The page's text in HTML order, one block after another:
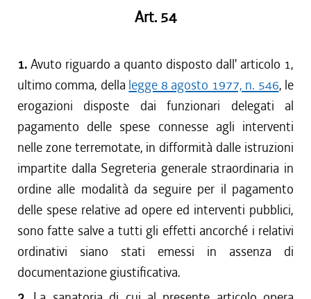
Art. 54
1. Avuto riguardo a quanto disposto dall' articolo 1,
ultimo comma, della legge 8 agosto 1977, n. 546, le
erogazioni disposte dai funzionari delegati al
pagamento delle spese connesse agli interventi
nelle zone terremotate, in difformità dalle istruzioni
impartite dalla Segreteria generale straordinaria in
ordine alle modalità da seguire per il pagamento
delle spese relative ad opere ed interventi pubblici,
sono fatte salve a tutti gli effetti ancorché i relativi
ordinativi siano stati emessi in assenza di
documentazione giustificativa.